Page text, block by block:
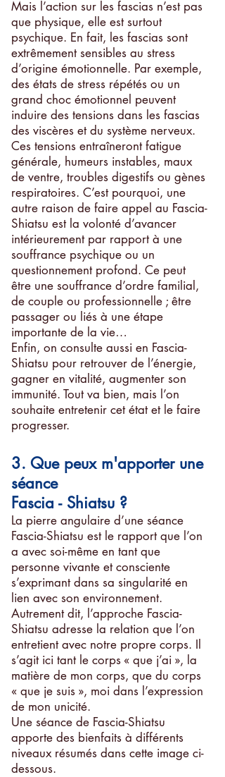
Mais l’action sur les fascias n’est pas
que physique, elle est surtout
psychique. En fait, les fascias sont
extrêmement sensibles au stress
d’origine émotionnelle. Par exemple,
des états de stress répétés ou un
grand choc émotionnel peuvent
induire des tensions dans les fascias
des viscères et du système nerveux.
Ces tensions entraîneront fatigue
générale, humeurs instables, maux
de ventre, troubles digestifs ou gènes
respiratoires. C’est pourquoi, une
autre raison de faire appel au Fascia-
Shiatsu est la volonté d’avancer
intérieurement par rapport à une
souffrance psychique ou un
questionnement profond. Ce peut
être une souffrance d’ordre familial,
de couple ou professionnelle ; être
passager ou liés à une étape
importante de la vie…
Enfin, on consulte aussi en Fascia-
Shiatsu pour retrouver de l’énergie,
gagner en vitalité, augmenter son
immunité. Tout va bien, mais l’on
souhaite entretenir cet état et le faire
progresser.
3. Que peux m'apporter une
séance
Fascia - Shiatsu ?
La pierre angulaire d’une séance
Fascia-Shiatsu est le rapport que l’on
a avec soi-même en tant que
personne vivante et consciente
s’exprimant dans sa singularité en
lien avec son environnement.
Autrement dit, l’approche Fascia-
Shiatsu adresse la relation que l’on
entretient avec notre propre corps. Il
s’agit ici tant le corps « que j’ai », la
matière de mon corps, que du corps
« que je suis », moi dans l’expression
de mon unicité.
Une séance de Fascia-Shiatsu
apporte des bienfaits à différents
niveaux résumés dans cette image ci-
dessous.